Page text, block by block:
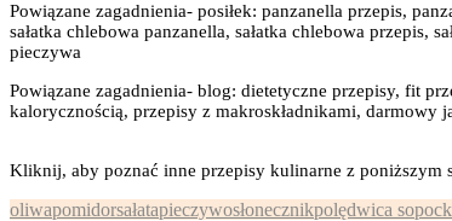
Powiązane zagadnienia- posiłek: panzanella przepis,
sałatka chlebowa panzanella, sałatka chlebowa przepis,
pieczywa
Powiązane zagadnienia- blog: dietetyczne przepisy, fit
kalorycznością, przepisy z makroskładnikami, darmowy
Kliknij, aby poznać inne przepisy kulinarne z poniższym
oliwapomidorsałatapieczywosłonecznikpolędwica